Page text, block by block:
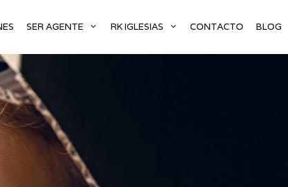
SER AGENTE RK IGLESIAS CONTACTO BLOG